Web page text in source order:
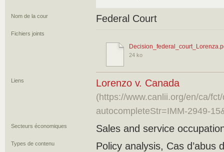
Nom de la cour Federal Court
Fichiers joints
24 ko
Liens Lorenzo v. Canada
(https://www.canlii.org/en/ca/
autocompleteStr=IMM-2949-
Secteurs économiques Sales and service
Types de contenu
Policy analysis, Cas d’abus